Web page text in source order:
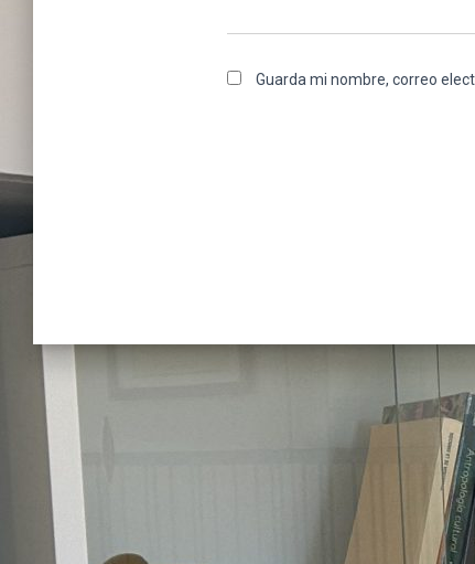
Guarda mi nombre, correo